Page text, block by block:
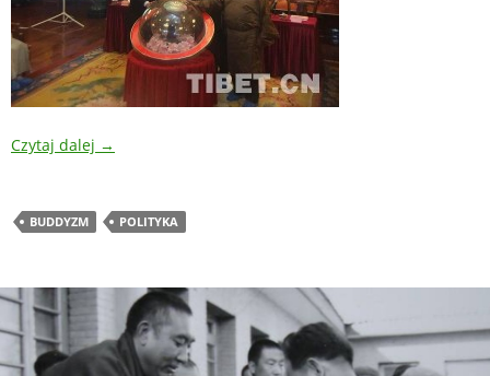
Czytaj dalej →
BUDDYZM POLITYKA